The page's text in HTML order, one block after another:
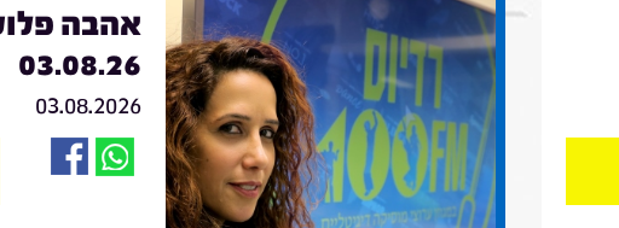
אהבה
03.08.26
03.08.2026